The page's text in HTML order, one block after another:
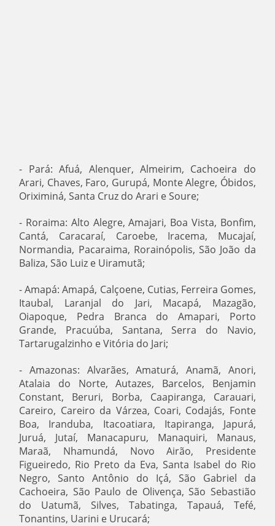
- Pará: Afuá, Alenquer, Almeirim, Cachoeira do
Arari, Chaves, Faro, Gurupá, Monte Alegre, Óbidos,
Oriximiná, Santa Cruz do Arari e Soure;
- Roraima: Alto Alegre, Amajari, Boa Vista, Bonfim,
Cantá, Caracaraí, Caroebe, Iracema, Mucajaí,
Normandia, Pacaraima, Rorainópolis, São João da
Baliza, São Luiz e Uiramutã;
- Amapá: Amapá, Calçoene, Cutias, Ferreira Gomes,
Itaubal, Laranjal do Jari, Macapá, Mazagão,
Oiapoque, Pedra Branca do Amapari, Porto
Grande, Pracuúba, Santana, Serra do Navio,
Tartarugalzinho e Vitória do Jari;
- Amazonas: Alvarães, Amaturá, Anamã, Anori,
Atalaia do Norte, Autazes, Barcelos, Benjamin
Constant, Beruri, Borba, Caapiranga, Carauari,
Careiro, Careiro da Várzea, Coari, Codajás, Fonte
Boa, Iranduba, Itacoatiara, Itapiranga, Japurá,
Juruá, Jutaí, Manacapuru, Manaquiri, Manaus,
Maraã, Nhamundá, Novo Airão, Presidente
Figueiredo, Rio Preto da Eva, Santa Isabel do Rio
Negro, Santo Antônio do Içá, São Gabriel da
Cachoeira, São Paulo de Olivença, São Sebastião
do Uatumã, Silves, Tabatinga, Tapauá, Tefé,
Tonantins, Uarini e Urucará;